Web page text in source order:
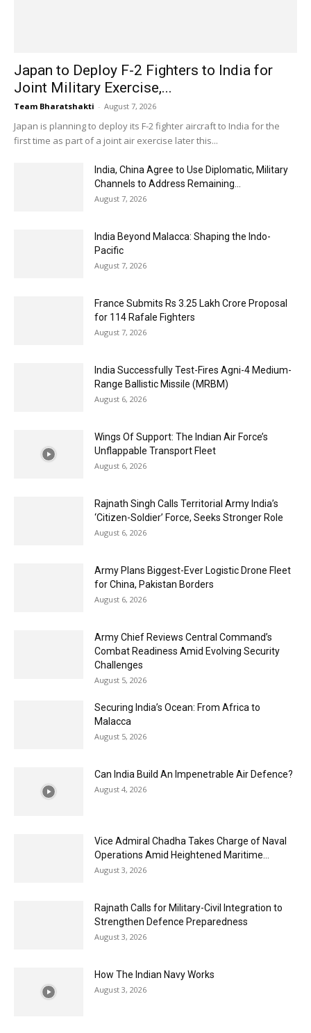
Japan to Deploy F-2 Fighters to India for
Joint Military Exercise,...
Team Bharatshakti - August 7, 2026
Japan is planning to deploy its F-2 fighter aircraft to India for the
first time as part of a joint air exercise later this...
India, China Agree to Use Diplomatic, Military
Channels to Address Remaining...
August 7, 2026
India Beyond Malacca: Shaping the Indo-
Pacific
August 7, 2026
France Submits Rs 3.25 Lakh Crore Proposal
for 114 Rafale Fighters
August 7, 2026
India Successfully Test-Fires Agni-4 Medium-
Range Ballistic Missile (MRBM)
August 6, 2026
Wings Of Support: The Indian Air Force’s
Unflappable Transport Fleet
August 6, 2026
Rajnath Singh Calls Territorial Army India’s
‘Citizen-Soldier’ Force, Seeks Stronger Role
August 6, 2026
Army Plans Biggest-Ever Logistic Drone Fleet
for China, Pakistan Borders
August 6, 2026
Army Chief Reviews Central Command’s
Combat Readiness Amid Evolving Security
Challenges
August 5, 2026
Securing India’s Ocean: From Africa to
Malacca
August 5, 2026
Can India Build An Impenetrable Air Defence?
August 4, 2026
Vice Admiral Chadha Takes Charge of Naval
Operations Amid Heightened Maritime...
August 3, 2026
Rajnath Calls for Military-Civil Integration to
Strengthen Defence Preparedness
August 3, 2026
How The Indian Navy Works
August 3, 2026